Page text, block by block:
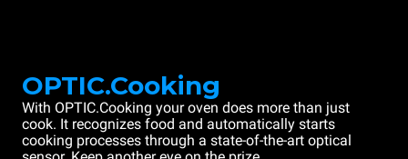
OPTIC.Cooking
With OPTIC.Cooking your oven does more than just
cook. It recognizes food and automatically starts
cooking processes through a state-of-the-art optical